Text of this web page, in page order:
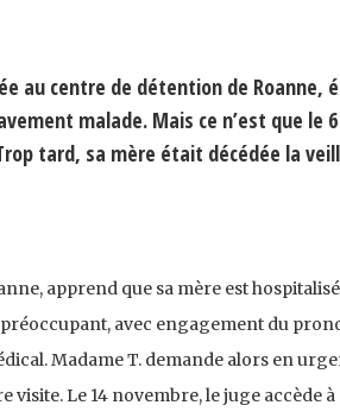
au centre de détention de
malade. Mais ce n’est que le
tard, sa mère était décédée la
apprend que sa mère est
avec engagement du
Madame T. demande alors en
Le 14 novembre, le juge accède à